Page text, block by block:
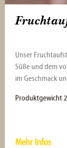
Unser
Süße und dem
im Geschmack
Produktgewicht
Mehr Infos